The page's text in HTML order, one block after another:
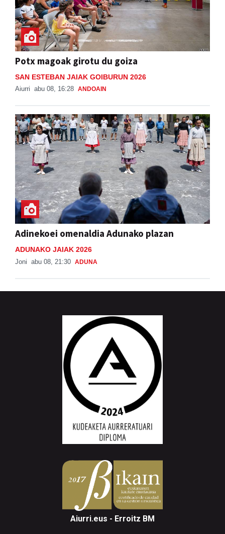
Potx magoak girotu du goiza
SAN ESTEBAN JAIAK GOIBURUN 2026
Aiurri abu 08, 16:28 ANDOAIN
Adinekoei omenaldia Adunako plazan
ADUNAKO JAIAK 2026
Joni abu 08, 21:30 ADUNA
Aiurri.eus - Erroitz BM